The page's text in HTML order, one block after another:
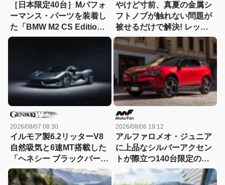
［日本限定40台］Mパフォ
ーマンス・パーツを装着し
た「BMW M2 CS Edition
EDGE」が登場
やけど寸前、真夏の金属シ
フトノブが触れない問題が
被せるだけで解決! レッツ
ォのシリコンカバーが夏も
冬も快適すぎる! 【CAR
MONO図鑑】
2026/08/07 08:30
イルモア製6.2リッターV8
自然吸気と6速MT搭載した
「ヘネシー ブラックバー
ド」がデビュー【動画】
2026/08/06 19:12
アルファロメオ・ジュニア
に上品なシルバーアクセン
トが際立つ140台限定の
「スポルト スペチアーレ」
が登場！